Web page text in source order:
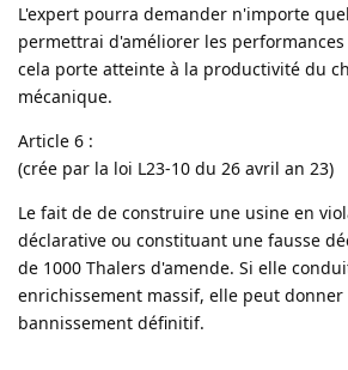
L'expert pourra demander n'importe
permettrai d'améliorer les
cela porte atteinte à la productivité du
mécanique.
Article 6 :
(crée par la loi L23-10 du 26 avril an 23)
Le fait de de construire une usine en
déclarative ou constituant une fausse
de 1000 Thalers d'amende. Si elle
enrichissement massif, elle peut donner
bannissement définitif.